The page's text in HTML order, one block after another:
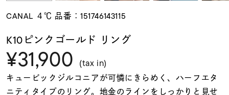
ファッションテイス
ト
CANAL ４℃ 品番：151746143115
K10ピンクゴールド リング
¥31,900 (tax in)
キュービックジルコニアが可憐にきらめく、ハーフエタ
ニティタイプのリング。地金のラインをしっかりと見せ